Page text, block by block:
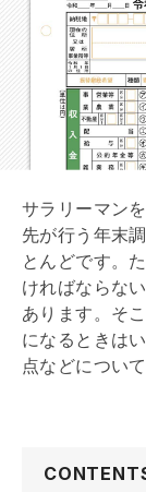
サラリーマン
先が行う 年末
とんどです。
ければならな
あります。そ
になるときは
点などについ